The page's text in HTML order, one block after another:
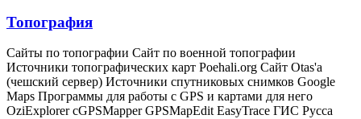
Топография
Сайты по топографии Сайт по военной топографии
Источники топографических карт Poehali.org Сайт Otas'а
(чешский сервер) Источники спутниковых снимков Google
Maps Программы для работы с GPS и картами для него
OziExplorer cGPSMapper GPSMapEdit EasyTrace ГИС Русса